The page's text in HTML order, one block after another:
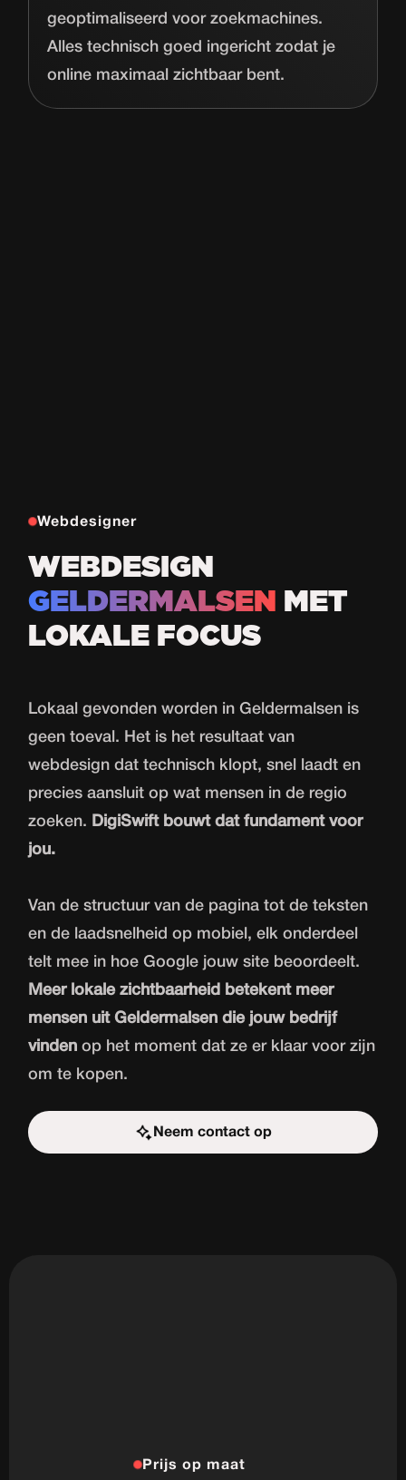
geoptimaliseerd voor zoekmachines.
Alles technisch goed ingericht zodat je
online maximaal zichtbaar bent.
Webdesigner
WEBDESIGN
GELDERMALSEN
MET
LOKALE FOCUS
Lokaal gevonden worden in Geldermalsen is
geen toeval. Het is het resultaat van
webdesign dat technisch klopt, snel laadt en
precies aansluit op wat mensen in de regio
zoeken.
DigiSwift bouwt dat fundament voor
jou.
Van de structuur van de pagina tot de teksten
en de laadsnelheid op mobiel, elk onderdeel
telt mee in hoe Google jouw site beoordeelt.
Meer lokale zichtbaarheid betekent meer
mensen uit Geldermalsen die jouw bedrijf
vinden op het moment dat ze er klaar voor zijn
om te kopen.
Neem contact op
Start de uitdaging
Prijs op maat